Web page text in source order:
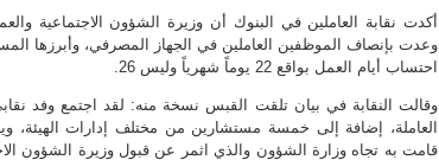
أكدت نقابة العاملين في البنوك أن وزيرة الشؤون الاجتماعية
وعدت بإنصاف الموظفين العاملين في الجهاز المصرفي، وأبرزها
احتساب أيام العمل بواقع 22 يوماً شهرياً وليس 26.
وقالت النقابة في بيان تلقت القبس نسخة منه: لقد اجتمع وفد
العاملة، إضافة إلى خمسة مستشارين من مختلف إدارات الهيئة،
قامت به تجاه وزارة الشؤون والذي اثمر عن قبول وزيرة الشؤون